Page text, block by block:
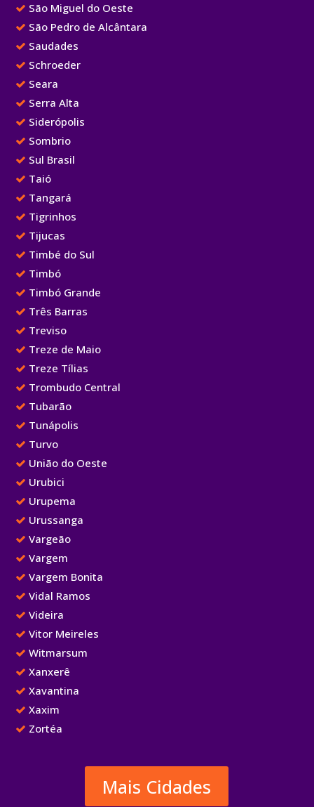
São Miguel do Oeste
São Pedro de Alcântara
Saudades
Schroeder
Seara
Serra Alta
Siderópolis
Sombrio
Sul Brasil
Taió
Tangará
Tigrinhos
Tijucas
Timbé do Sul
Timbó
Timbó Grande
Três Barras
Treviso
Treze de Maio
Treze Tílias
Trombudo Central
Tubarão
Tunápolis
Turvo
União do Oeste
Urubici
Urupema
Urussanga
Vargeão
Vargem
Vargem Bonita
Vidal Ramos
Videira
Vitor Meireles
Witmarsum
Xanxerê
Xavantina
Xaxim
Zortéa
Mais Cidades